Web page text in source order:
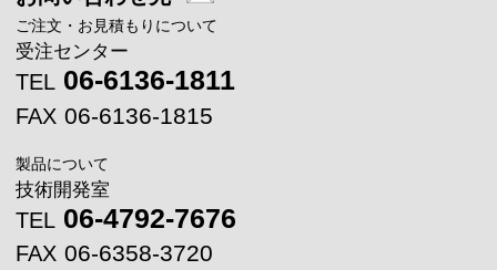
ご注文・お見積もりについて
受注センター
TEL 06-6136-1811
FAX 06-6136-1815
製品について
技術開発室
TEL 06-4792-7676
FAX 06-6358-3720